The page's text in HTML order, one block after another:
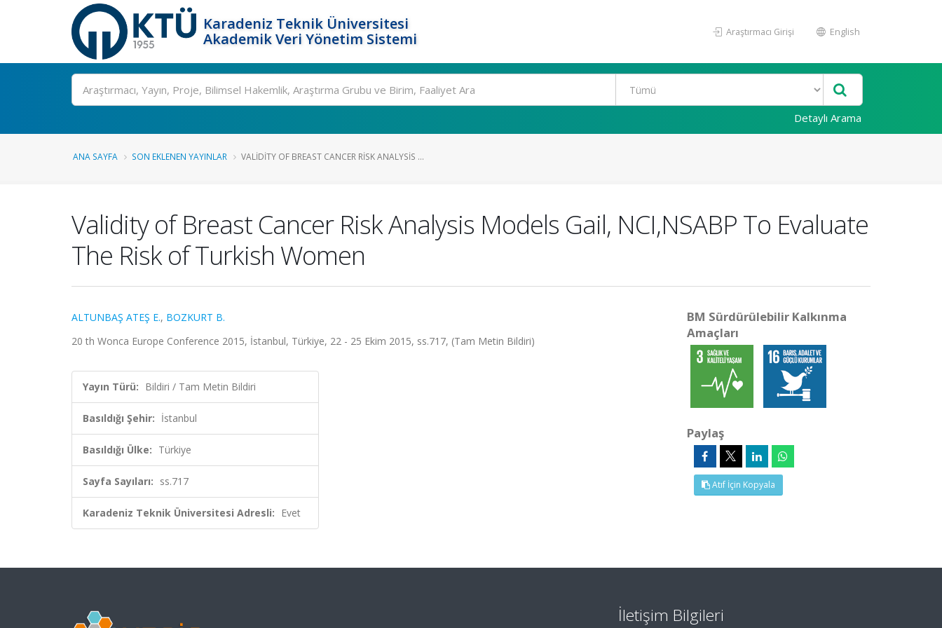
Karadeniz Teknik Üniversitesi
Akademik Veri Yönetim Sistemi
Araştırmacı Girişi English
Ara
Detaylı Arama
ANA SAYFA SON EKLENEN YAYINLAR VALIDITY OF BREAST CANCER RISK ANALYSIS ...
Validity of Breast Cancer Risk Analysis Models Gail, NCI,NSABP To Evaluate
The Risk of Turkish Women
ALTUNBAŞ ATEŞ E., BOZKURT B.
20 th Wonca Europe Conference 2015, İstanbul, Türkiye, 22 - 25 Ekim 2015, ss.717, (Tam Metin Bildiri)
Yayın Türü: Bildiri / Tam Metin Bildiri
Basıldığı Şehir: İstanbul
Basıldığı Ülke: Türkiye
Sayfa Sayıları: ss.717
Karadeniz Teknik Üniversitesi Adresli: Evet
BM Sürdürülebilir Kalkınma
Amaçları
Paylaş
Atıf İçin Kopyala
İletişim Bilgileri